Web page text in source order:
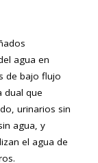
agua en
de bajo flujo
dual que
urinarios sin
agua, y
el agua de